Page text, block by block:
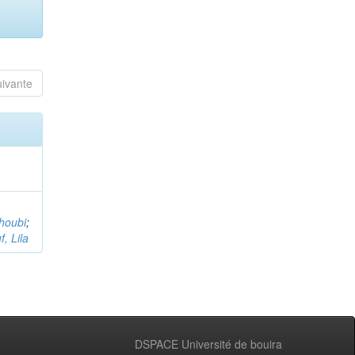
;
Lila
DSPACE Université de bouira